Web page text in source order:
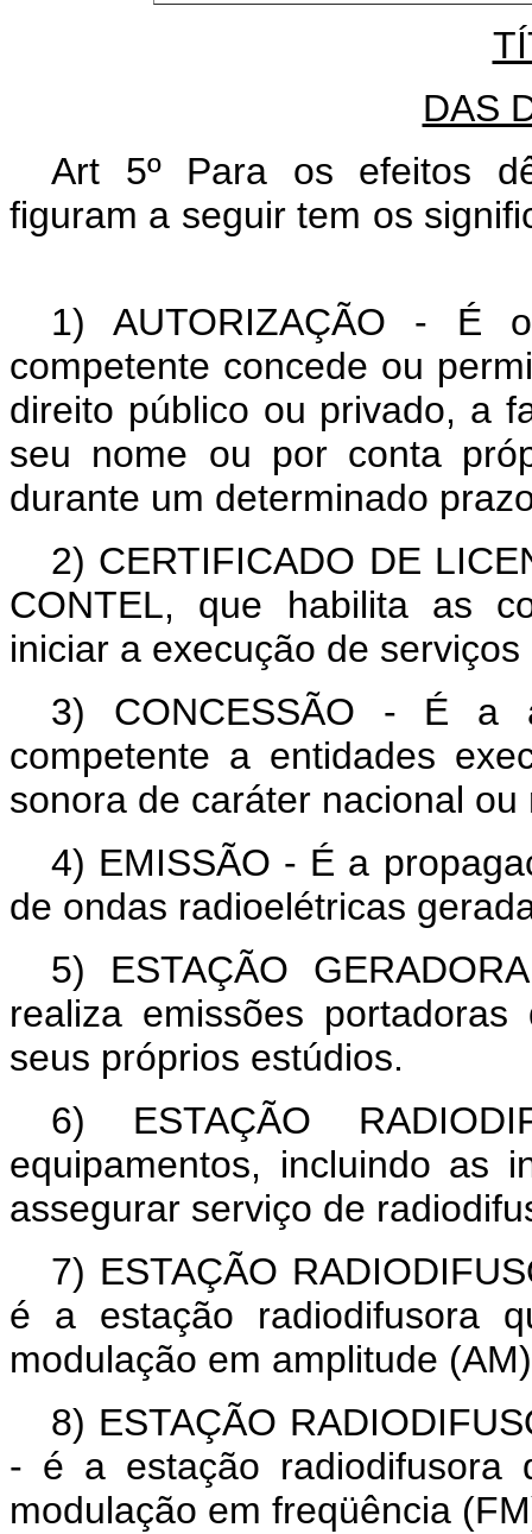
DAS
Art 5º Para os efeitos
figuram a seguir tem os
1) AUTORIZAÇÃO - É o
competente concede ou
direito público ou privado, a
seu nome ou por conta
durante um determinado
2) CERTIFICADO DE
CONTEL, que habilita as
iniciar a execução de
3) CONCESSÃO - É a
competente a entidades
sonora de caráter nacional
4) EMISSÃO - É a
de ondas radioelétricas
5) ESTAÇÃO GERADORA
realiza emissões
seus próprios estúdios.
6) ESTAÇÃO
equipamentos, incluindo as
assegurar serviço de
7) ESTAÇÃO
é a estação radiodifusora
modulação em amplitude
8) ESTAÇÃO
- é a estação radiodifusora
modulação em freqüência